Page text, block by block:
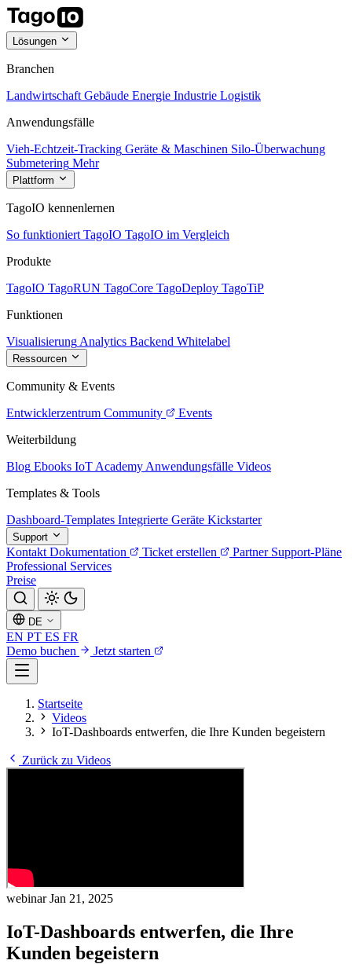
Lösungen
Branchen
Landwirtschaft Gebäude Energie Industrie Logistik
Anwendungsfälle
Vieh-Echtzeit-Tracking Geräte & Maschinen Silo-Überwachung
Submetering Mehr
Plattform
TagoIO kennenlernen
So funktioniert TagoIO TagoIO im Vergleich
Produkte
TagoIO TagoRUN TagoCore TagoDeploy TagoTiP
Funktionen
Visualisierung Analytics Backend Whitelabel
Ressourcen
Community & Events
Entwicklerzentrum Community
Events
Weiterbildung
Blog Ebooks IoT Academy Anwendungsfälle Videos
Templates & Tools
Dashboard-Templates Integrierte Geräte Kickstarter
Support
Kontakt Dokumentation Ticket erstellen Partner Support-Pläne
Professional Services
Preise
DE
EN PT ES FR
Demo buchen
Jetzt starten
Startseite
Videos
IoT-Dashboards entwerfen, die Ihre Kunden begeistern
Zurück zu Videos
webinarJan 21, 2025
IoT-Dashboards entwerfen, die Ihre
Kunden begeistern